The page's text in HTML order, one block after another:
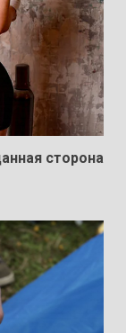
сторона